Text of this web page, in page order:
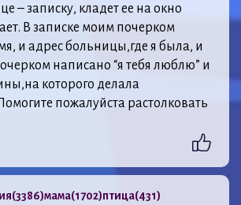
– записку, кладет ее на окно
В записке моим почерком
и адрес больницы,где я была, и
написано “я тебя люблю” и
которого делала
пожалуйста растолковать
(3386)мама(1702)птица(431)